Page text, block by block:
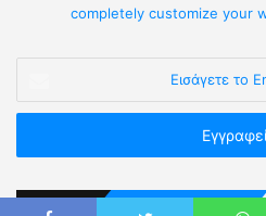
completely customize your
Επικοινωνήστε Μαζί μας